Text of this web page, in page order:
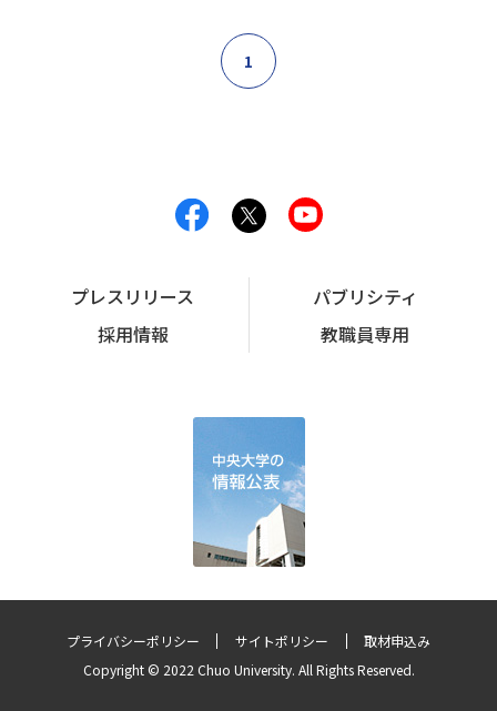
1
プレスリリース
パブリシティ
採用情報
教職員専用
プライバシーポリシー サイトポリシー
取材申込み
Copyright © 2022 Chuo University. All Rights Reserved.